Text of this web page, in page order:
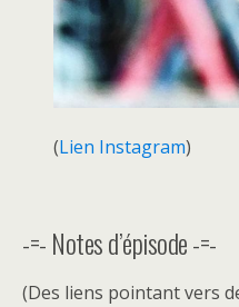
(Lien Instagram)
-=- Notes d’épisode -=-
(Des liens pointant vers